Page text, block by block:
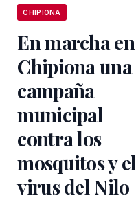
CHIPIONA
En marcha en
Chipiona una
campaña
municipal
contra los
mosquitos y el
virus del Nilo